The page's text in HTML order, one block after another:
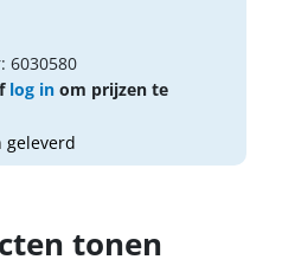
6030580
log in om prijzen te
geleverd
tonen